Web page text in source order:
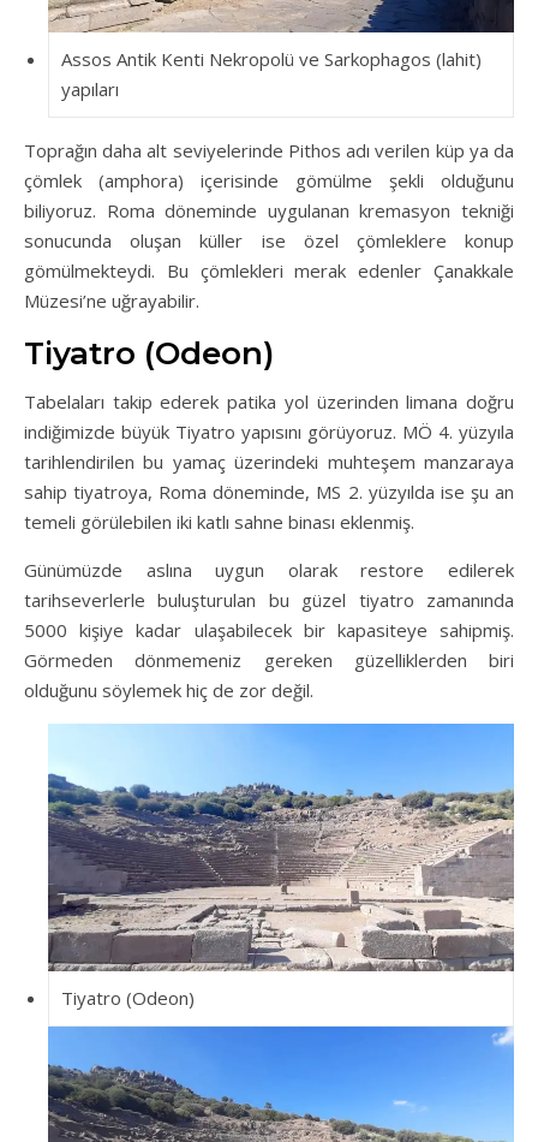
Assos Antik Kenti Nekropolü ve Sarkophagos (lahit)
yapıları
Toprağın daha alt seviyelerinde Pithos adı verilen küp ya da
çömlek (amphora) içerisinde gömülme şekli olduğunu
biliyoruz. Roma döneminde uygulanan kremasyon tekniği
sonucunda oluşan küller ise özel çömleklere konup
gömülmekteydi. Bu çömlekleri merak edenler Çanakkale
Müzesi’ne uğrayabilir.
Tiyatro (Odeon)
Tabelaları takip ederek patika yol üzerinden limana doğru
indiğimizde büyük Tiyatro yapısını görüyoruz. MÖ 4. yüzyıla
tarihlendirilen bu yamaç üzerindeki muhteşem manzaraya
sahip tiyatroya, Roma döneminde, MS 2. yüzyılda ise şu an
temeli görülebilen iki katlı sahne binası eklenmiş.
Günümüzde aslına uygun olarak restore edilerek
tarihseverlerle buluşturulan bu güzel tiyatro zamanında
5000 kişiye kadar ulaşabilecek bir kapasiteye sahipmiş.
Görmeden dönmemeniz gereken güzelliklerden biri
olduğunu söylemek hiç de zor değil.
Tiyatro (Odeon)